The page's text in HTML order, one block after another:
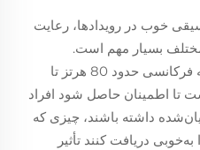
خوب در رویدادها، رعایت
بسیار مهم است.
مطالعات نشان می‌دهند که دامنه فرکانسی حدود 80 هرتز تا
است تا اطمینان حاصل شود افراد
داشته باشند، چیزی که
دریافت کنند تأثیر